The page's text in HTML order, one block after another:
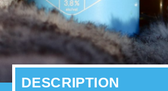
DESCRIPTION